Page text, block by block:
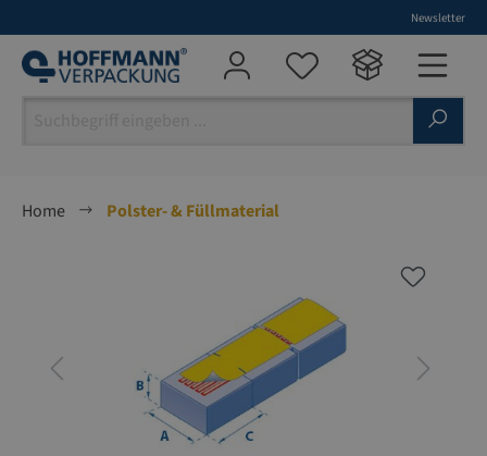
Newsletter
Home
Polster- & Füllmaterial